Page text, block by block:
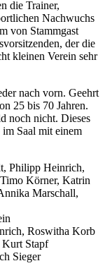
die Trainer,
Nachwuchs
von Stammgast
der die
kleinen Verein sehr
nach vorn. Geehrt
25 bis 70 Jahren.
noch nicht. Dieses
Saal mit einem
Philipp Heinrich,
Körner, Katrin
Marschall,
Roswitha Korb
Kurt Stapf
Sieger